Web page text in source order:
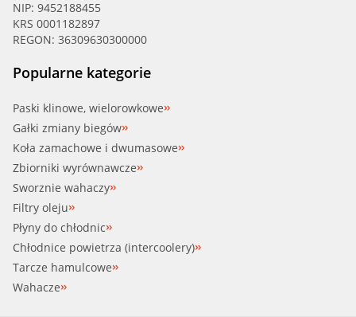
NIP: 9452188455
KRS 0001182897
REGON: 36309630300000
Popularne kategorie
Paski klinowe, wielorowkowe
Gałki zmiany biegów
Koła zamachowe i dwumasowe
Zbiorniki wyrównawcze
Sworznie wahaczy
Filtry oleju
Płyny do chłodnic
Chłodnice powietrza (intercoolery)
Tarcze hamulcowe
Wahacze